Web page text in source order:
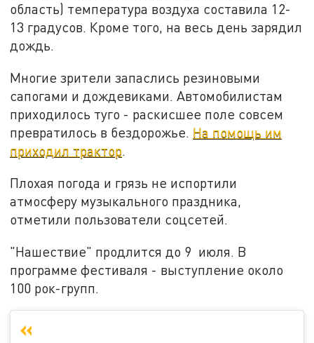
область) температура воздуха составила 12-
13 градусов. Кроме того, на весь день зарядил
дождь.
Многие зрители запаслись резиновыми
сапогами и дождевиками. Автомобилистам
приходилось туго - раскисшее поле совсем
превратилось в бездорожье. На помощь им
приходил трактор.
Плохая погода и грязь не испортили
атмосферу музыкального праздника,
отметили пользователи соцсетей.
"Нашествие" продлится до 9 июля. В
программе фестиваля - выступление около
100 рок-групп.